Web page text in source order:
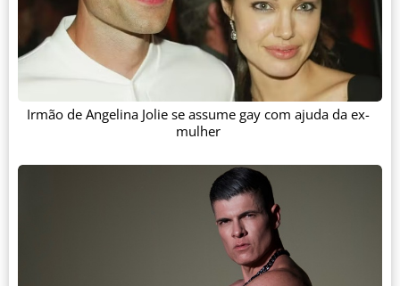
Irmão de Angelina Jolie se assume gay com ajuda da ex-
mulher